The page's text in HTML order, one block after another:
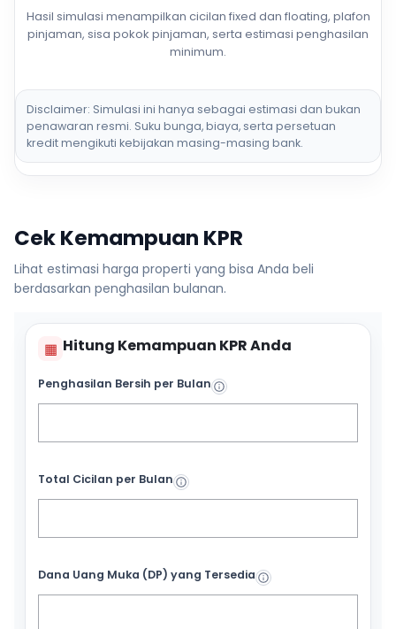
Hasil simulasi menampilkan cicilan fixed dan floating, plafon
pinjaman, sisa pokok pinjaman, serta estimasi penghasilan
minimum.
Disclaimer: Simulasi ini hanya sebagai estimasi dan bukan
penawaran resmi. Suku bunga, biaya, serta persetuan
kredit mengikuti kebijakan masing-masing bank.
Cek Kemampuan KPR
Lihat estimasi harga properti yang bisa Anda beli
berdasarkan penghasilan bulanan.
▦ Hitung Kemampuan KPR Anda
Penghasilan Bersih per Bulan
Total Cicilan per Bulan
Dana Uang Muka (DP) yang Tersedia